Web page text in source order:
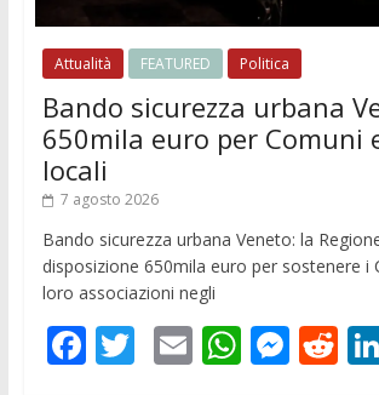
Attualità FEATURED Politica
Bando sicurezza urbana
650mila euro per Comuni
locali
7 agosto 2026
Bando sicurezza urbana Veneto: la
disposizione 650mila euro per sostenere i
loro associazioni negli
F T E W M R